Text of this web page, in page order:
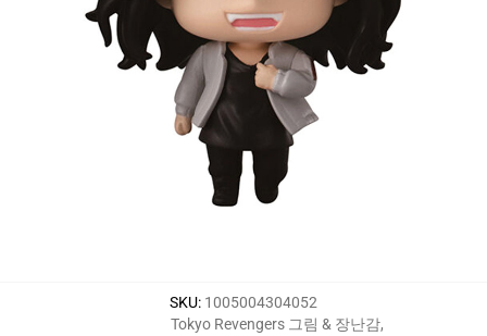
SKU: 1005004304052
Tokyo Revengers 그림 & 장난감,